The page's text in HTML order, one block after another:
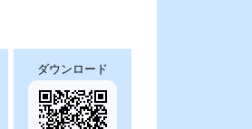
ダウンロード